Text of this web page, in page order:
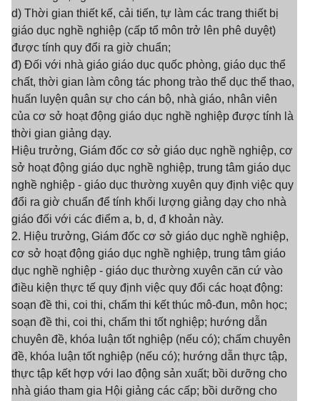
d) Thời gian thiết kế, cải tiến, tự làm các trang thiết bị
giáo dục nghề nghiệp (cấp tổ môn trở lên phê duyệt)
được tính quy đổi ra giờ chuẩn;
đ) Đối với nhà giáo giáo dục quốc phòng, giáo dục thể
chất, thời gian làm công tác phong trào thể dục thể thao,
huấn luyện quân sự cho cán bộ, nhà giáo, nhân viên
của cơ sở hoạt động giáo dục nghề nghiệp được tính là
thời gian giảng dạy.
Hiệu trưởng, Giám đốc cơ sở giáo dục nghề nghiệp, cơ
sở hoạt động giáo dục nghề nghiệp, trung tâm giáo dục
nghề nghiệp - giáo dục thường xuyên quy định việc quy
đổi ra giờ chuẩn để tính khối lượng giảng dạy cho nhà
giáo đối với các điểm a, b, d, đ khoản này.
2. Hiệu trưởng, Giám đốc cơ sở giáo dục nghề nghiệp,
cơ sở hoạt động giáo dục nghề nghiệp, trung tâm giáo
dục nghề nghiệp - giáo dục thường xuyên căn cứ vào
điều kiện thực tế quy định việc quy đổi các hoạt động:
soạn đề thi, coi thi, chấm thi kết thúc mô-đun, môn học;
soạn đề thi, coi thi, chấm thi tốt nghiệp; hướng dẫn
chuyên đề, khóa luận tốt nghiệp (nếu có); chấm chuyên
đề, khóa luận tốt nghiệp (nếu có); hướng dẫn thực tập,
thực tập kết hợp với lao động sản xuất; bồi dưỡng cho
nhà giáo tham gia Hội giảng các cấp; bồi dưỡng cho